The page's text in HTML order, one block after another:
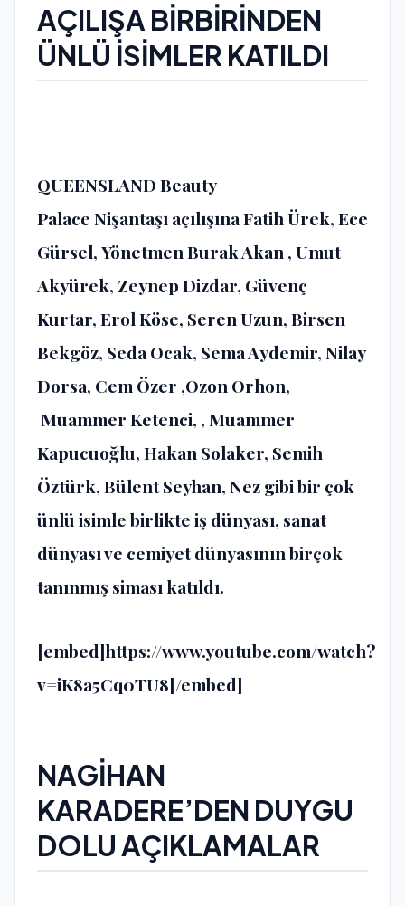
AÇILIŞA BİRBİRİNDEN
ÜNLÜ İSİMLER KATILDI
QUEENSLAND Beauty
Palace Nişantaşı açılışına Fatih Ürek, Ece
Gürsel, Yönetmen Burak Akan , Umut
Akyürek, Zeynep Dizdar, Güvenç
Kurtar, Erol Köse, Seren Uzun, Birsen
Bekgöz, Seda Ocak, Sema Aydemir, Nilay
Dorsa, Cem Özer ,Ozon Orhon,
Muammer Ketenci, , Muammer
Kapucuoğlu, Hakan Solaker, Semih
Öztürk, Bülent Seyhan, Nez gibi bir çok
ünlü isimle birlikte iş dünyası, sanat
dünyası ve cemiyet dünyasının birçok
tanınmış siması katıldı.
[embed]https://www.youtube.com/watch?
v=iK8a5Cq0TU8[/embed]
NAGİHAN
KARADERE’DEN DUYGU
DOLU AÇIKLAMALAR